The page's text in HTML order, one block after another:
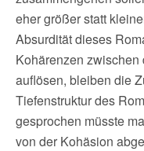
eher größer statt
Absurdität dieses
Kohärenzen
auflösen, bleiben die
Tiefenstruktur des
gesprochen müsste
von der Kohäsion